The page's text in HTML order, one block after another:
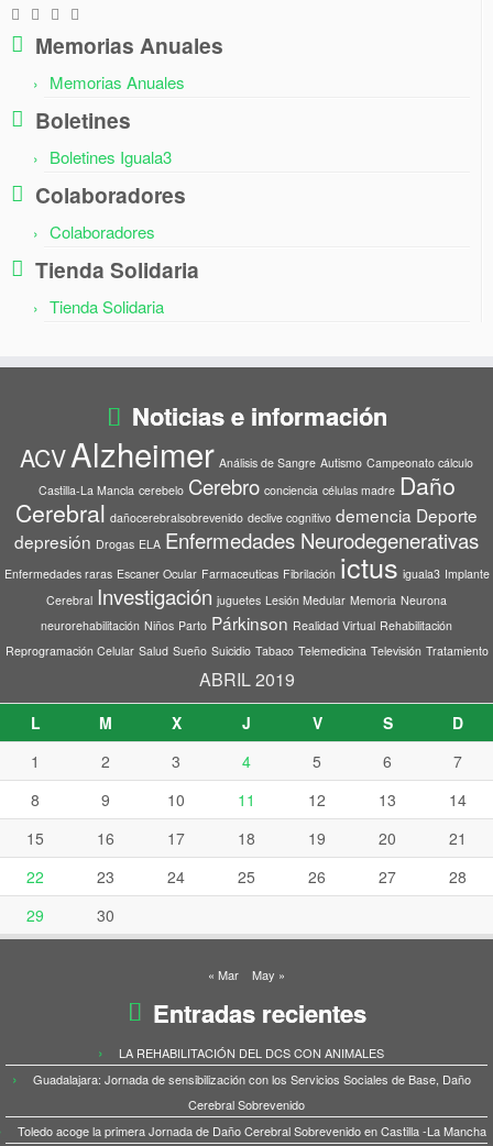
Memorias Anuales
Memorias Anuales
Boletines
Boletines Iguala3
Colaboradores
Colaboradores
Tienda Solidaria
Tienda Solidaria
Noticias e información
ACVAlzheimer Análisis de Sangre Autismo Campeonato cálculo
Castilla-La Mancla cerebelo Cerebro conciencia células madre Daño
Cerebral dañocerebralsobrevenido declive cognitivo demencia Deporte
depresión Drogas ELA Enfermedades Neurodegenerativas
Enfermedades raras Escaner Ocular Farmaceuticas Fibrilación ictus iguala3 Implante
Cerebral Investigación juguetes Lesión Medular Memoria Neurona
neurorehabilitación Niños Parto Párkinson Realidad Virtual Rehabilitación
Reprogramación Celular Salud Sueño Suicidio Tabaco Telemedicina Televisión Tratamiento
ABRIL 2019
L M X J V S
D
1
2 3 4 5 6
7
8
9 10 11 12 13
14
15
16 17 18 19 20
21
22
23 24 25 26 27
28
29
30
« Mar May »
Entradas recientes
LA REHABILITACIÓN DEL DCS CON ANIMALES
Guadalajara: Jornada de sensibilización con los Servicios Sociales de Base, Daño
Cerebral Sobrevenido
Toledo acoge la primera Jornada de Daño Cerebral Sobrevenido en Castilla -La Mancha